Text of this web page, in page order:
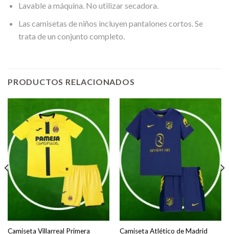
Lavable a máquina. No utilizar secadora.
Las camisetas de niños incluyen pantalones cortos. Se
trata de un conjunto completo.
PRODUCTOS RELACIONADOS
Camiseta Villarreal Primera
Camiseta Atlético de Madrid